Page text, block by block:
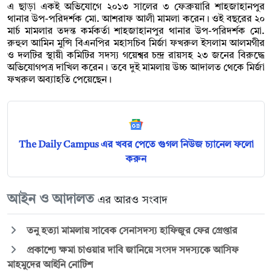
এ ছাড়া একই অভিযোগে ২০১৩ সালের ৩ ফেব্রুয়ারি শাহজাহানপুর
থানার উপ-পরিদর্শক মো. আশরাফ আলী মামলা করেন। ওই বছরের ২০
মার্চ মামলার তদন্ত কর্মকর্তা শাহজাহানপুর থানার উপ-পরিদর্শক মো.
রুহুল আমিন মুন্সি বিএনপির মহাসচিব মির্জা ফখরুল ইসলাম আলমগীর
ও দলটির স্থায়ী কমিটির সদস্য গয়েশ্বর চন্দ্র রায়সহ ২৩ জনের বিরুদ্ধে
অভিযোগপত্র দাখিল করেন। তবে দুই মামলায় উচ্চ আদালত থেকে মির্জা
ফখরুল অব্যাহতি পেয়েছেন।
The Daily Campus এর খবর পেতে গুগল নিউজ চ্যানেল ফলো
করুন
আইন ও আদালত এর আরও সংবাদ
তনু হত্যা মামলায় সাবেক সেনাসদস্য হাফিজুর ফের গ্রেপ্তার
প্রকাশ্যে ক্ষমা চাওয়ার দাবি জানিয়ে সংসদ সদস্যকে আসিফ
মাহমুদের আইনি নোটিশ